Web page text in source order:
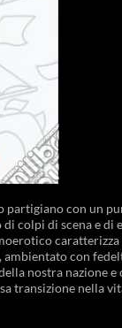
partigiano con un
colpi di scena e di
ambientato con
nostra nazione
transizione nella